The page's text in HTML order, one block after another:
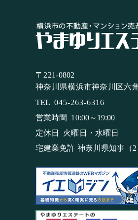
〒221-0802
神奈川県横浜市神奈川区六
TEL 045-263-6316
営業時間
10:00～19:00
定休日
火曜日・水曜日
宅建業免許 神奈川県知事（2